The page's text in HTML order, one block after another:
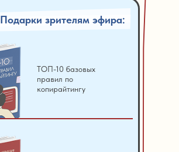
Подарки зрителям эфира:
ТОП-10 базовых
правил по
копирайтингу